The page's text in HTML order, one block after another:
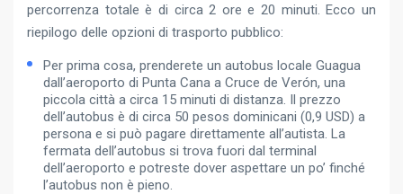
percorrenza totale è di circa 2 ore e 20 minuti. Ecco un
riepilogo delle opzioni di trasporto pubblico:
Per prima cosa, prenderete un autobus locale Guagua
dall’aeroporto di Punta Cana a Cruce de Verón, una
piccola città a circa 15 minuti di distanza. Il prezzo
dell’autobus è di circa 50 pesos dominicani (0,9 USD) a
persona e si può pagare direttamente all’autista. La
fermata dell’autobus si trova fuori dal terminal
dell’aeroporto e potreste dover aspettare un po’ finché
l’autobus non è pieno.